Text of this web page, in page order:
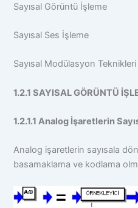
Sayısal Görüntü İşleme
Sayısal Ses İşleme
Sayısal Modülasyon Teknikleri
1.2.1 SAYISAL GÖRÜNTÜ
1.2.1.1 Analog İşaretlerin
Analog işaretlerin sayısala
basamaklama ve kodlama